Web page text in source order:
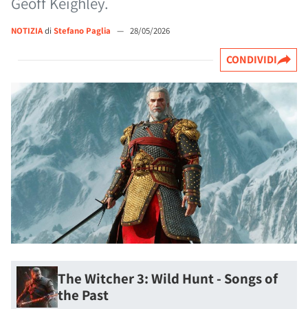
NOTIZIAdi Stefano Paglia — 28/05/2026
CONDIVIDI
The Witcher 3: Wild Hunt - Songs of
the Past